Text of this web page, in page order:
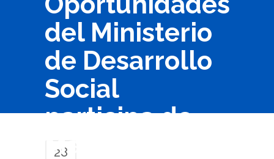
del Ministerio
de Desarrollo
Social
participa de
Marcha por la
28